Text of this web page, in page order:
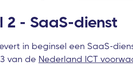
2 - SaaS-dienst
in beginsel een SaaS-
van de Nederland ICT